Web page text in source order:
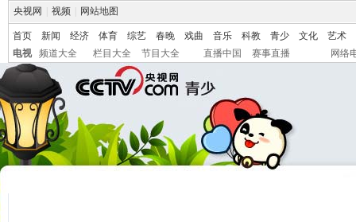
央视网 视频 网站地图
首页 新闻 经济 体育 综艺 春晚 戏曲 音乐 科教 青少 文化
艺术
电视
频道大全 栏目大全 节目大全 直播中国 赛事直播 网络